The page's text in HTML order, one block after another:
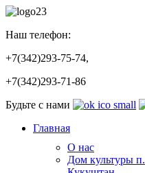
Наш телефон:
+7(342)293-75-74,
+7(342)293-71-86
Будьте с нами
Главная
О нас
Дом культуры п.